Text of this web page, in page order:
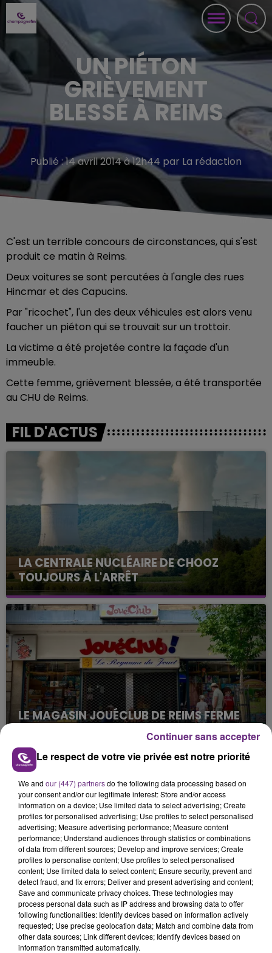
UN PIÉTON
GRIÈVEMENT
BLESSÉ À REIMS
Publié : 14 avril 2014 à 12h44 par La rédaction
C'est un terrible concours de circonstances, qui s'est
produit ce matin à Reims.
Deux voitures se sont percutées à l'angle des rues
Hincmar et des Capucins.
Par "ricochet", l'un des deux véhicules est alors venu
faucher un piéton qui se trouvait sur un trottoir.
La victime a été projetée contre la façade d'un
immeuble.
Cette femme, grièvement blessée, a été transportée
au CHU de Reims.
FIL D'ACTUS
LA CENTRALE NUCLÉAIRE DE CHOOZ
TOUJOURS À L'ARRÊT
Cela fait déjà une semaine que la centrale
nucléaire ardennaise est à l'arrêt. Une situation
justifiée par la sécheresse intense qui est toujours
présente.
LE MAGASIN JOUÉCLUB DE REIMS FERME
C'était l'une des institutions du centre-ville
rémois. Le magasin JouéClub est contraint de
fermer ses portes.
TITRES DIFFUSÉS
0h27
0h27
GAVIN JAMES & PHILIPPINE
0h23
0h23
Le respect de votre vie privée est notre priorité
We and our (447) partnersdo the following data processing based on
your consent and/or our legitimate interest: Store and/or access
information on a device; Use limited data to select advertising; Create
profiles for personalised advertising; Use profiles to select personalised
advertising; Measure advertising performance; Measure content
performance; Understand audiences through statistics or combinations
of data from different sources; Develop and improve services; Create
profiles to personalise content; Use profiles to select personalised
content; Use limited data to select content; Ensure security, prevent and
detect fraud, and fix errors; Deliver and present advertising and content;
Save and communicate privacy choices. These technologies may
process personal data such as IP address and browsing data to offer
following functionalities: Identify devices based on information actively
requested; Use precise geolocation data; Match and combine data from
other data sources; Link different devices; Identify devices based on
information transmitted automatically.
Continuer sans accepter